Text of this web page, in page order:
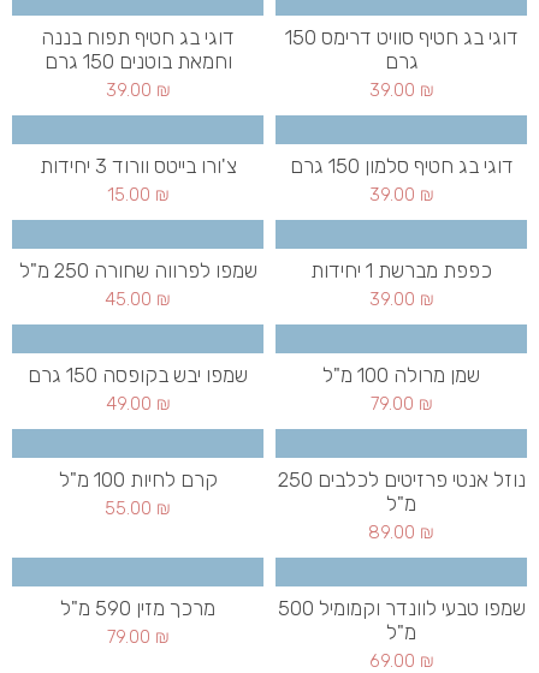
דוגי בג חטיף סוויט דרימס 150
גרם
39.00 ₪
דוגי בג חטיף תפוח בננה
וחמאת בוטנים 150 גרם
39.00 ₪
דוגי בג חטיף סלמון 150 גרם
39.00 ₪
צ'ורו בייטס וורוד 3 יחידות
15.00 ₪
כפפת מברשת 1 יחידות
39.00 ₪
שמפו לפרווה שחורה 250 מ"ל
45.00 ₪
שמן מרולה 100 מ"ל
79.00 ₪
שמפו יבש בקופסה 150 גרם
49.00 ₪
נוזל אנטי פרזיטים לכלבים 250
מ"ל
89.00 ₪
קרם לחיות 100 מ"ל
55.00 ₪
שמפו טבעי לוונדר וקמומיל 500
מ"ל
69.00 ₪
מרכך מזין 590 מ"ל
79.00 ₪